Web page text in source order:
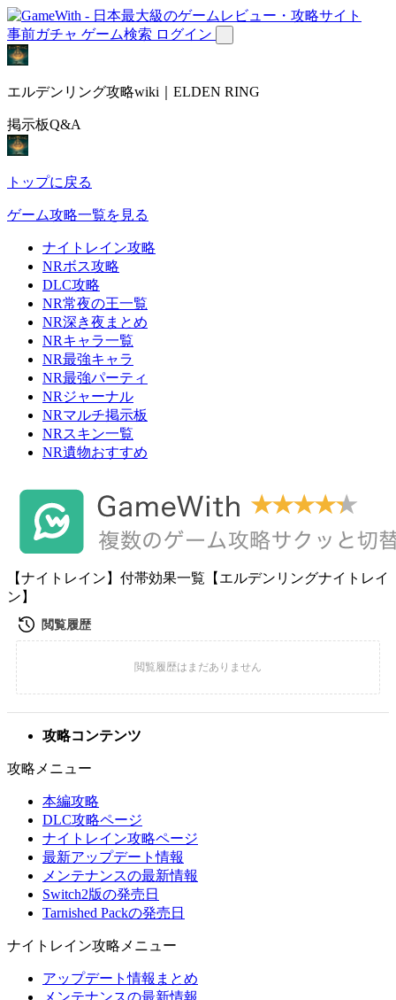
事前ガチャ ゲーム検索 ログイン
エルデンリング攻略wiki｜ELDEN RING
掲示板Q&A
トップに戻る
ゲーム攻略一覧を見る
ナイトレイン攻略
NRボス攻略
DLC攻略
NR常夜の王一覧
NR深き夜まとめ
NRキャラ一覧
NR最強キャラ
NR最強パーティ
NRジャーナル
NRマルチ掲示板
NRスキン一覧
NR遺物おすすめ
【ナイトレイン】付帯効果一覧【エルデンリングナイトレイ
ン】
攻略コンテンツ
攻略メニュー
本編攻略
DLC攻略ページ
ナイトレイン攻略ページ
最新アップデート情報
メンテナンスの最新情報
Switch2版の発売日
Tarnished Packの発売日
ナイトレイン攻略メニュー
アップデート情報まとめ
メンテナンスの最新情報